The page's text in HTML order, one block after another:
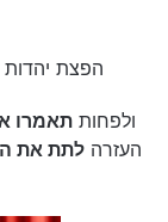
הפצת יהדות
ולפחותתאמרו
העזרהלתת את